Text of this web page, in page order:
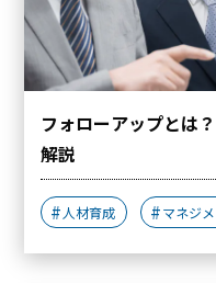
フォローアップとは
解説
人材育成 マネジ